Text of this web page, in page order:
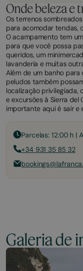
Onde beleza e
Os terrenos
para acomodar tendas,
O acampamento tem
para que você possa
queridos, um
lavanderia e muitas
Além de um banho para
peludos também
localização
e excursões à Sierra del
importante aqui é sair e
Parcelas: 12:00 h |
+34 931 35 85 32
Galeria de